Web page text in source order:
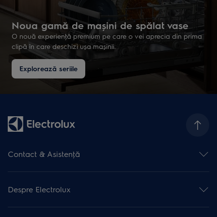
Noua gamă de mașini de spălat vase
O nouă experienţă premium pe care o vei aprecia din prima
clipă în care deschizi ușa mașinii.
Explorează seriile
Contact & Asistenţă
Asistenţă online
Asistenţă service
Articole de asistență
Despre Electrolux